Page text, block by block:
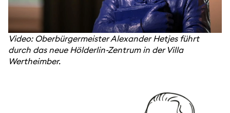
Video: Oberbürgermeister Alexander Hetjes führt
durch das neue Hölderlin-Zentrum in der Villa
Wertheimber.